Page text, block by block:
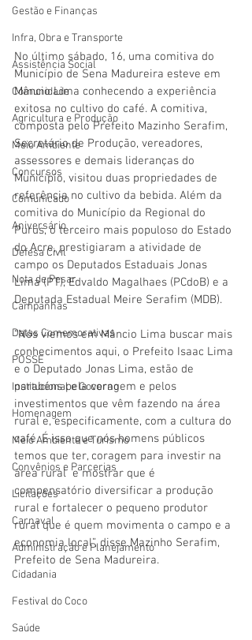
Gestão e Finanças
Infra, Obra e Transporte
Assistência Social
Comunidade
Agricultura e Produção
Meio Ambiente
Concursos
Comunicado
Aniversário
Defesa Civil
Nota de Pesar
Campanhas
Datas Comemorativas
POSSE
Institucional e Governo
Homenagem
Meio Ambiente e Turismo
Convênios e Parcerias
Licitações
Carnaval
Administração e Planejamento
Cidadania
Festival do Coco
Saúde
No último sábado, 16, uma comitiva do
Município de Sena Madureira esteve em
Mâncio Lima conhecendo a experiência
exitosa no cultivo do café. A comitiva,
composta pelo Prefeito Mazinho Serafim,
Secretário de Produção, vereadores,
assessores e demais lideranças do
Município, visitou duas propriedades de
referência no cultivo da bebida. Além da
comitiva do Município da Regional do
Purus, o terceiro mais populoso do Estado
do Acre, prestigiaram a atividade de
campo os Deputados Estaduais Jonas
Lima (PT), Edvaldo Magalhaes (PCdoB) e a
Deputada Estadual Meire Serafim (MDB).
“Nós viemos em Mâncio Lima buscar mais
conhecimentos aqui, o Prefeito Isaac Lima
e o Deputado Jonas Lima, estão de
parabéns pela coragem e pelos
investimentos que vêm fazendo na área
rural e, especificamente, com a cultura do
café. É isso que nós homens públicos
temos que ter, coragem para investir na
área rural  e mostrar que é
compensatório diversificar a produção
rural e fortalecer o pequeno produtor
rural que é quem movimenta o campo e a
economia local”, disse Mazinho Serafim,
Prefeito de Sena Madureira.